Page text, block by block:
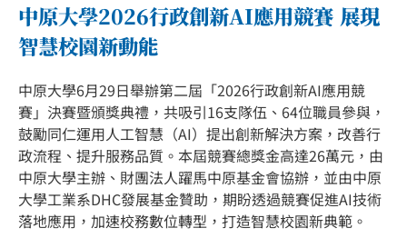
中原大學2026行政創新AI應用競賽 展現
智慧校園新動能
中原大學6月29日舉辦第二屆「2026行政創新AI應用競
賽」決賽暨頒獎典禮，共吸引16支隊伍、64位職員參與，
鼓勵同仁運用人工智慧（AI）提出創新解決方案，改善行
政流程、提升服務品質。本屆競賽總獎金高達26萬元，由
中原大學主辦、財團法人躍馬中原基金會協辦，並由中原
大學工業系DHC發展基金贊助，期盼透過競賽促進AI技術
落地應用，加速校務數位轉型，打造智慧校園新典範。